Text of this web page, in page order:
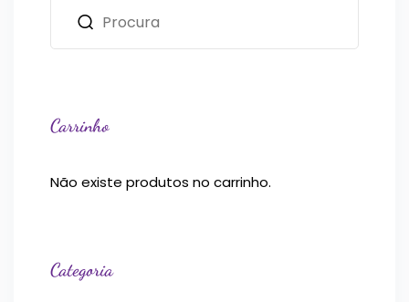
Carrinho
Não existe produtos no carrinho.
Categoria